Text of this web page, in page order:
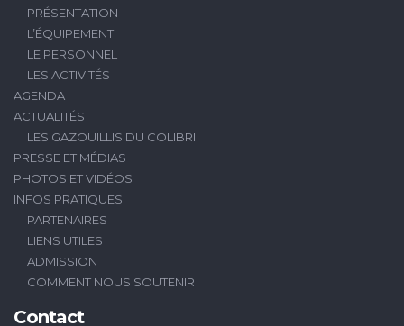
PRÉSENTATION
L’ÉQUIPEMENT
LE PERSONNEL
LES ACTIVITÉS
AGENDA
ACTUALITÉS
LES GAZOUILLIS DU COLIBRI
PRESSE ET MÉDIAS
PHOTOS ET VIDÉOS
INFOS PRATIQUES
PARTENAIRES
LIENS UTILES
ADMISSION
COMMENT NOUS SOUTENIR
Contact